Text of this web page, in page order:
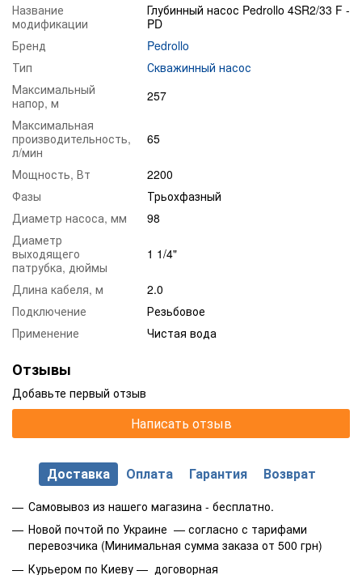
Название
модификации
Глубинный насос Pedrollo 4SR2/33 F -
PD
Бренд
Pedrollo
Тип
Скважинный насос
Максимальный
напор, м
257
Максимальная
производительность,
л/мин
65
Мощность, Вт
2200
Фазы
Трьохфазный
Диаметр насоса, мм
98
Диаметр
выходящего
патрубка, дюймы
1 1/4"
Длина кабеля, м
2.0
Подключение
Резьбовое
Применение
Чистая вода
Отзывы
Добавьте первый отзыв
Написать отзыв
Доставка Оплата Гарантия Возврат
Самовывоз из нашего магазина - бесплатно.
Новой почтой по Украине — согласно с тарифами
перевозчика (Минимальная сумма заказа от 500 грн)
Курьером по Киеву — договорная